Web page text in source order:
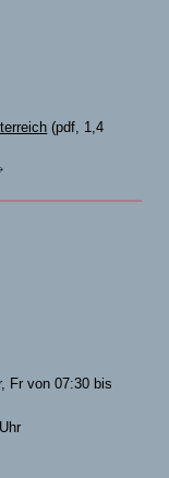
(pdf, 1,4
Fr von 07:30 bis